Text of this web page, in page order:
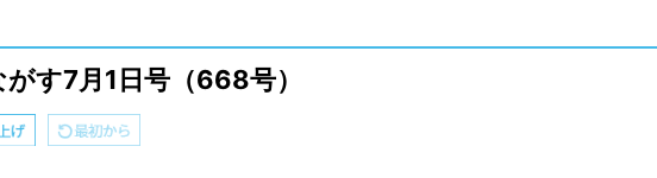
す7月1日号（668号）